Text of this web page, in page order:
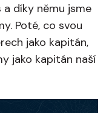
díky němu jsme
Poté, co svou
jako kapitán,
jako kapitán naší